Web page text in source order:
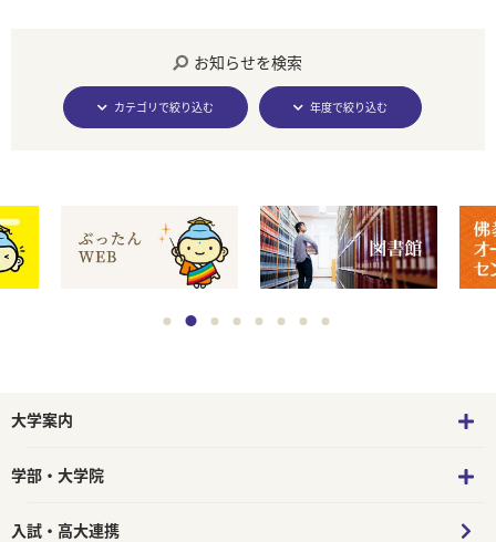
お知らせを検索
カテゴリで絞り込む 年度で絞り込む
大学案内
学部・大学院
入試・高大連携